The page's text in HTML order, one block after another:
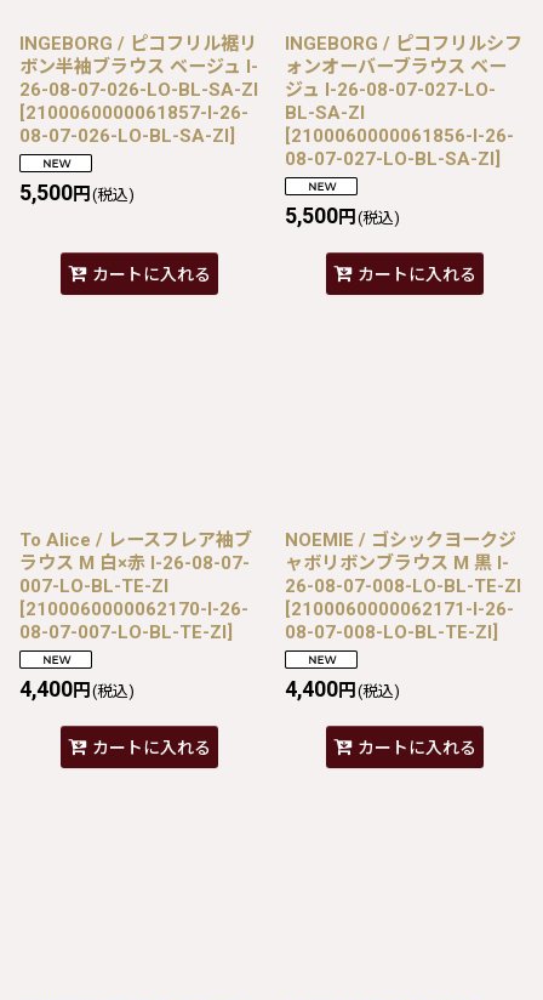
INGEBORG / ピコフリル裾リ
ボン半袖ブラウス ベージュ I-
26-08-07-026-LO-BL-SA-ZI
[2100060000061857-I-26-
08-07-026-LO-BL-SA-ZI]
5,500円 (税込)
カートに入れる
INGEBORG / ピコフリルシフ
ォンオーバーブラウス ベー
ジュ I-26-08-07-027-LO-
BL-SA-ZI
[2100060000061856-I-26-
08-07-027-LO-BL-SA-ZI]
5,500円 (税込)
カートに入れる
To Alice / レースフレア袖ブ
ラウス M 白×赤 I-26-08-07-
007-LO-BL-TE-ZI
[2100060000062170-I-26-
08-07-007-LO-BL-TE-ZI]
4,400円 (税込)
カートに入れる
NOEMIE / ゴシックヨークジ
ャボリボンブラウス M 黒 I-
26-08-07-008-LO-BL-TE-ZI
[2100060000062171-I-26-
08-07-008-LO-BL-TE-ZI]
4,400円 (税込)
カートに入れる